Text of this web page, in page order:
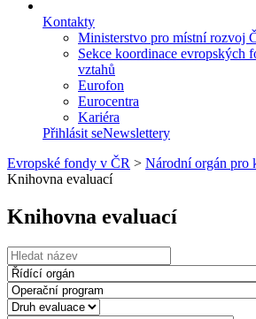
Kontakty
Ministerstvo pro místní rozvoj
Sekce koordinace evropských
vztahů
Eurofon
Eurocentra
Kariéra
Přihlásit seNewslettery
Evropské fondy v ČR > Národní orgán pro
Knihovna evaluací
Knihovna evaluací